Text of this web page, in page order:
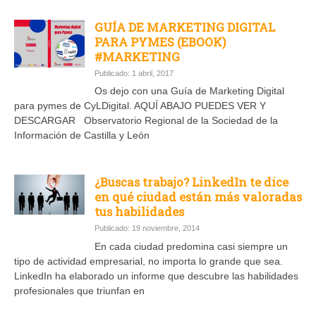
GUÍA DE MARKETING DIGITAL
PARA PYMES (EBOOK)
#MARKETING
Publicado: 1 abril, 2017
Os dejo con una Guía de Marketing Digital
para pymes de CyLDigital. AQUÍ ABAJO PUEDES VER Y
DESCARGAR Observatorio Regional de la Sociedad de la
Información de Castilla y León
¿Buscas trabajo? LinkedIn te dice
en qué ciudad están más valoradas
tus habilidades
Publicado: 19 noviembre, 2014
En cada ciudad predomina casi siempre un
tipo de actividad empresarial, no importa lo grande que sea.
LinkedIn ha elaborado un informe que descubre las habilidades
profesionales que triunfan en